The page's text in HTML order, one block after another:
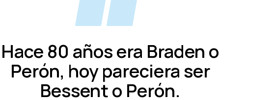
Hace 80 años era Braden o
Perón, hoy pareciera ser
Bessent o Perón.